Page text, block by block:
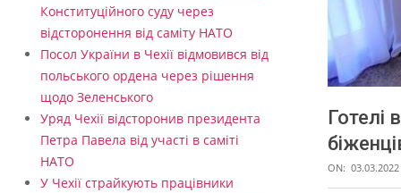
Готелі
ON: 03.03.2022
Конституційного суду через
відсторонення від саміту НАТО
Посол України в Чехії відмовився від
польського ордена через рішення
щодо Зеленського
Уряд Чехії відсторонив президента
Петра Павела від участі в саміті
НАТО
У Чехії страйкують працівники